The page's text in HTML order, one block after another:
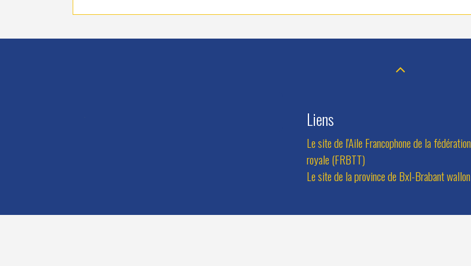
Liens
Le site de l'Aile Francophone de la fédération
royale (FRBTT)
Le site de la province de Bxl-Brabant wallon